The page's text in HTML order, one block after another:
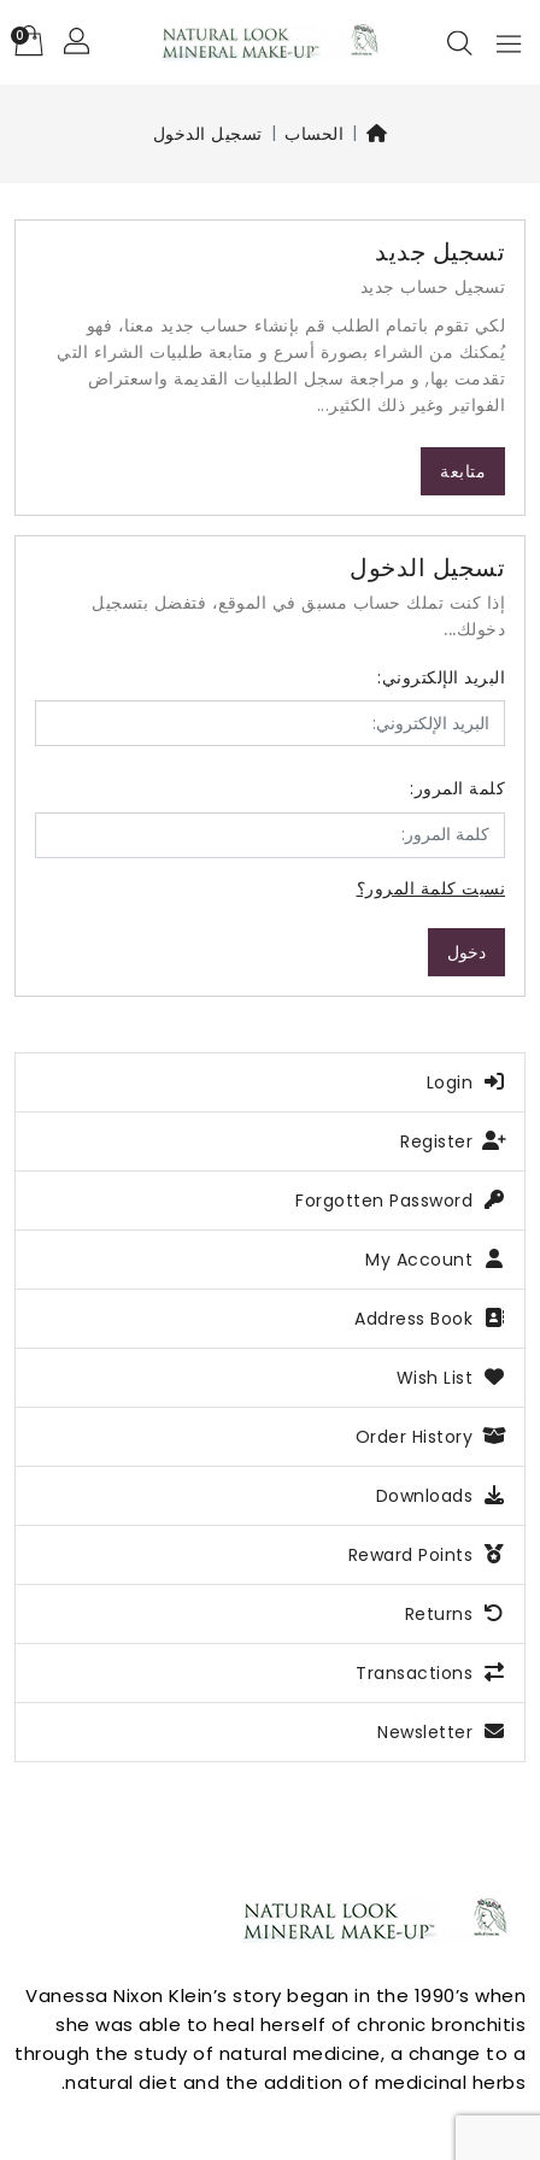
0
الحساب تسجيل الدخول
تسجيل جديد
تسجيل حساب جديد
لكي تقوم باتمام الطلب قم بإنشاء حساب جديد معنا، فهو
يُمكنك من الشراء بصورة أسرع و متابعة طلبيات الشراء التي
تقدمت بها, و مراجعة سجل الطلبيات القديمة واسعتراض
الفواتير وغير ذلك الكثير...
متابعة
تسجيل الدخول
إذا كنت تملك حساب مسبق في الموقع، فتفضل بتسجيل
دخولك...
البريد الإلكتروني:
كلمة المرور:
نسيت كلمة المرور؟
دخول
Login
Register
Forgotten Password
My Account
Address Book
Wish List
Order History
Downloads
Reward Points
Returns
Transactions
Newsletter
Vanessa Nixon Klein’s story began in the 1990’s when
she was able to heal herself of chronic bronchitis
through the study of natural medicine, a change to a
natural diet and the addition of medicinal herbs.